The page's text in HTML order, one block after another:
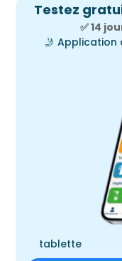
Testez
✅ 14
🤳 Application
tablette